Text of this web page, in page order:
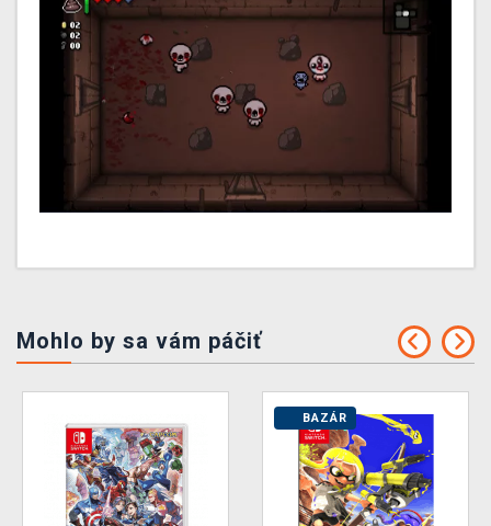
Mohlo by sa vám páčiť
BAZÁR